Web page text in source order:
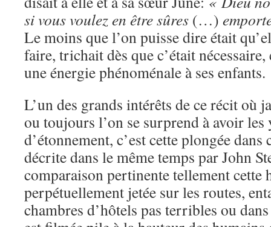
si vous voulez en être sûres (…)
Le moins que l’on puisse dire était
faire, trichait dès que c’était
une énergie phénoménale à ses enfants.
L’un des grands intérêts de ce récit où
ou toujours l’on se surprend à avoir
d’étonnement, c’est cette plongée
décrite dans le même temps par John
comparaison pertinente tellement cette
perpétuellement jetée sur les routes,
chambres d’hôtels pas terribles ou